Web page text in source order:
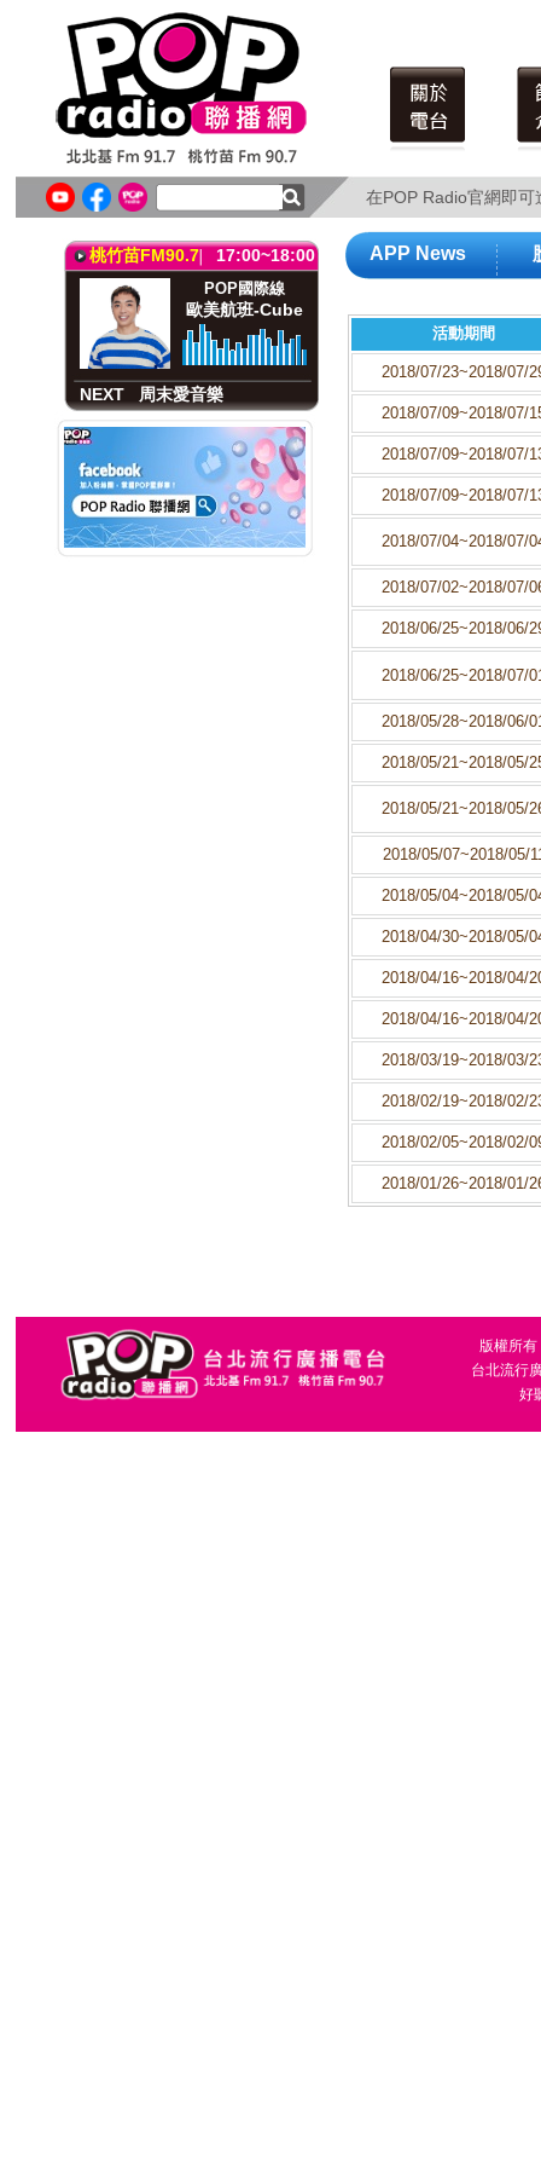
在POP Radio官網即
在POP Radio官網即
北北基FM91.717:00~18:00
POP國際線
歐美航班-Cube
NEXT音樂 Buffet(六)
桃竹苗FM90.717:00~18:00
POP國際線
歐美航班-Cube
NEXT
周末愛音樂
北北基FM91.717:00~18:00
POP國際線
歐美航班-Cube
APP News
活動期間
2018/07/23~2018/07/
2018/07/09~2018/07/
2018/07/09~2018/07/
2018/07/09~2018/07/
2018/07/04~2018/07/
2018/07/02~2018/07/
2018/06/25~2018/06/
2018/06/25~2018/07/
2018/05/28~2018/06/
2018/05/21~2018/05/
2018/05/21~2018/05/
2018/05/07~2018/05/
2018/05/04~2018/05/
2018/04/30~2018/05/
2018/04/16~2018/04/
2018/04/16~2018/04/
2018/03/19~2018/03/
2018/02/19~2018/02/
2018/02/05~2018/02/
2018/01/26~2018/01/
版權所
台北流行
好